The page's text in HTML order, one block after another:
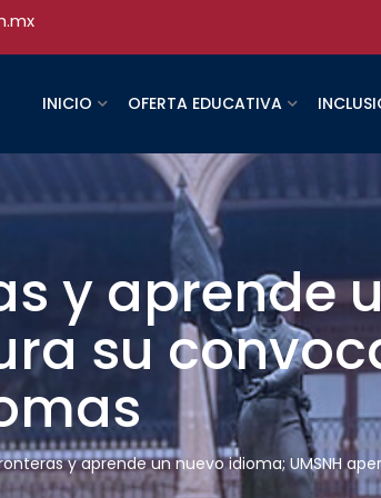
INICIO OFERTA EDUCATIVA
y aprende
su
y aprende un nuevo idioma; UMSNH